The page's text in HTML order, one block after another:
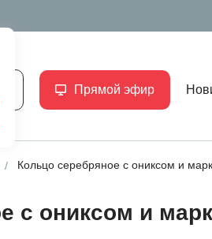
Прямой эфир
Кольцо серебряное с ониксом и
с ониксом и